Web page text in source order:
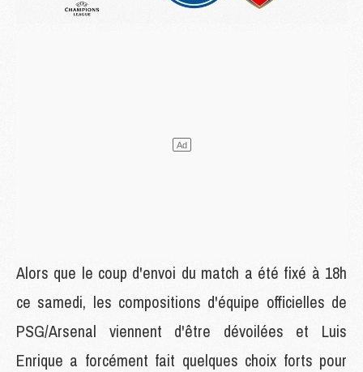
Alors que le coup d'envoi du match a été fixé à 18h
ce samedi, les compositions d'équipe officielles de
PSG/Arsenal viennent d'être dévoilées et Luis
Enrique a forcément fait quelques choix forts pour